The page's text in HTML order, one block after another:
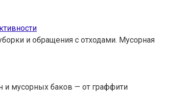
и обращения с отходами. Мусорная
и мусорных баков — от граффити